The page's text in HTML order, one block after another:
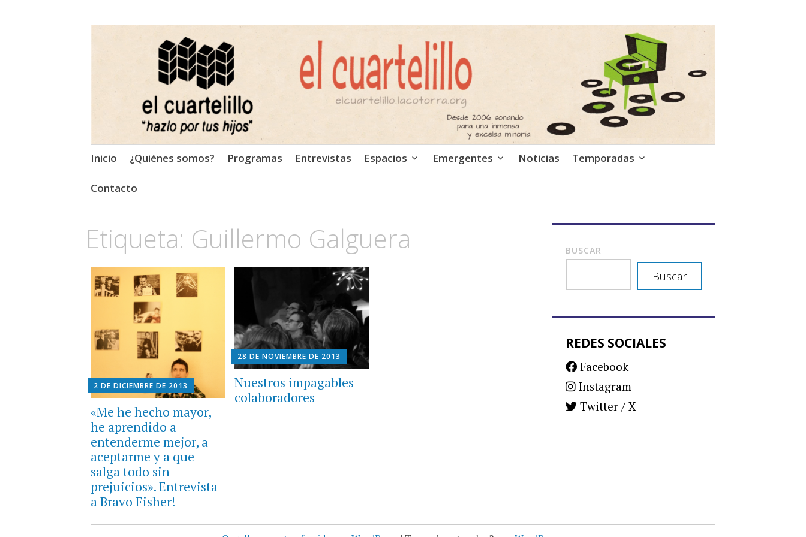
El Cuartelillo
Programa de radio de música independiente. Podcast
Saltar
contenido
Inicio ¿Quiénes somos? Programas Entrevistas Espacios Emergentes Noticias Temporadas
Contacto
Etiqueta: Guillermo Galguera
2 DE DICIEMBRE DE 2013
«Me he hecho mayor,
he aprendido a
entenderme mejor, a
aceptarme y a que
salga todo sin
prejuicios». Entrevista
a Bravo Fisher!
28 DE NOVIEMBRE DE 2013
Nuestros impagables
colaboradores
BUSCAR
Buscar
REDES SOCIALES
Facebook
Instagram
Twitter / X